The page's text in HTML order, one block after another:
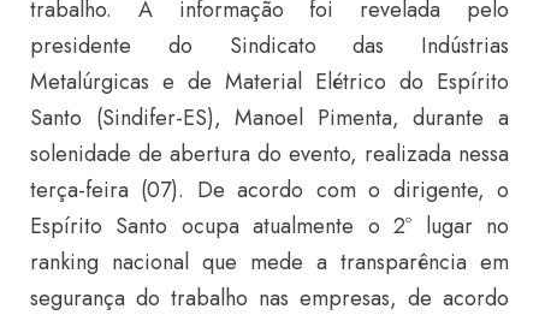
trabalho. A informação foi revelada pelo
presidente do Sindicato das Indústrias
Metalúrgicas e de Material Elétrico do Espírito
Santo (Sindifer-ES), Manoel Pimenta, durante a
solenidade de abertura do evento, realizada nessa
terça-feira (07). De acordo com o dirigente, o
Espírito Santo ocupa atualmente o 2º lugar no
ranking nacional que mede a transparência em
segurança do trabalho nas empresas, de acordo